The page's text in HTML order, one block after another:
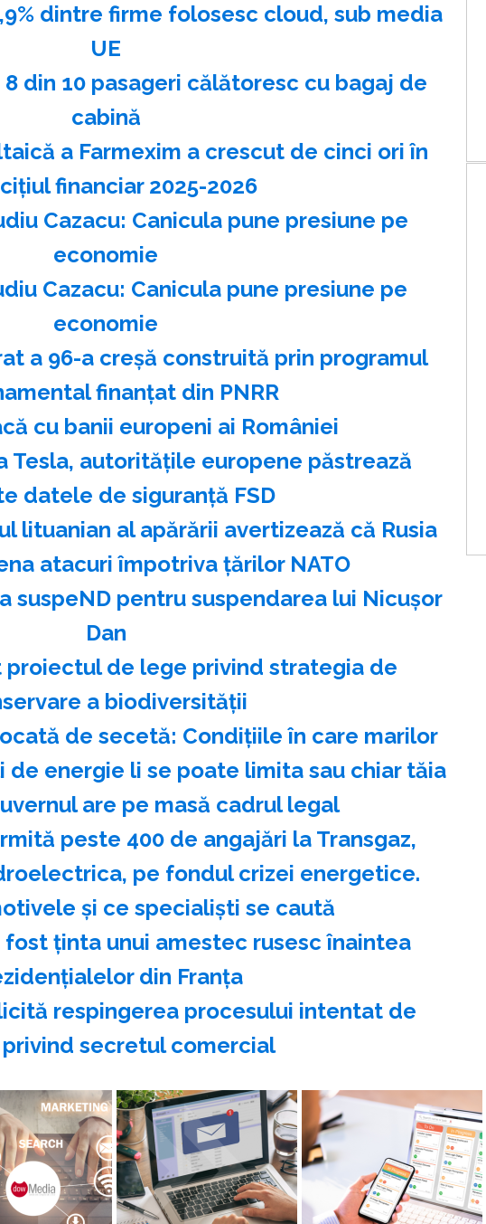
dintre firme folosesc cloud, sub media
UE
8 din 10 pasageri călătoresc cu bagaj de
cabină
a Farmexim a crescut de cinci ori în
financiar 2025-2026
Cazacu: Canicula pune presiune pe
economie
Cazacu: Canicula pune presiune pe
economie
a 96-a creşă construită prin programul
finanţat din PNRR
cu banii europeni ai României
Tesla, autorităţile europene păstrează
datele de siguranţă FSD
lituanian al apărării avertizează că Rusia
atacuri împotriva ţărilor NATO
suspeND pentru suspendarea lui Nicuşor
Dan
proiectul de lege privind strategia de
a biodiversităţii
de secetă: Condițiile în care marilor
energie li se poate limita sau chiar tăia
are pe masă cadrul legal
peste 400 de angajări la Transgaz,
pe fondul crizei energetice.
și ce specialiști se caută
fost ţinta unui amestec rusesc înaintea
din Franţa
respingerea procesului intentat de
secretul comercial